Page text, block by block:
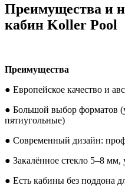
Преимущества и
кабин Koller Pool
Преимущества
● Европейское качество и
● Большой выбор форматов
пятиугольные)
● Современный дизайн:
● Закалённое стекло 5–8 мм,
● Есть кабины без поддона